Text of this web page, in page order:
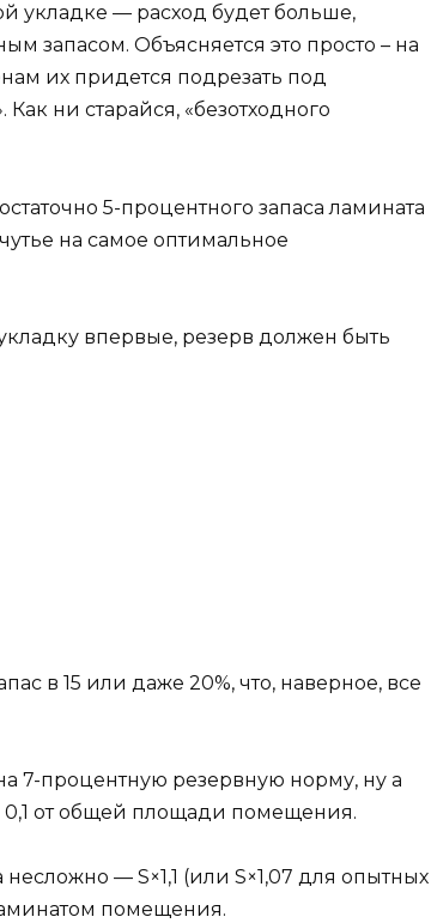
укладке — расход будет больше,
запасом. Объясняется это просто – на
их придется подрезать под
ни старайся, «безотходного
5-процентного запаса ламината
на самое оптимальное
впервые, резерв должен быть
в 15 или даже 20%, что, наверное, все
7-процентную резервную норму, ну а
0,1 от общей площади помещения.
— S×1,1 (или S×1,07 для опытных
помещения.